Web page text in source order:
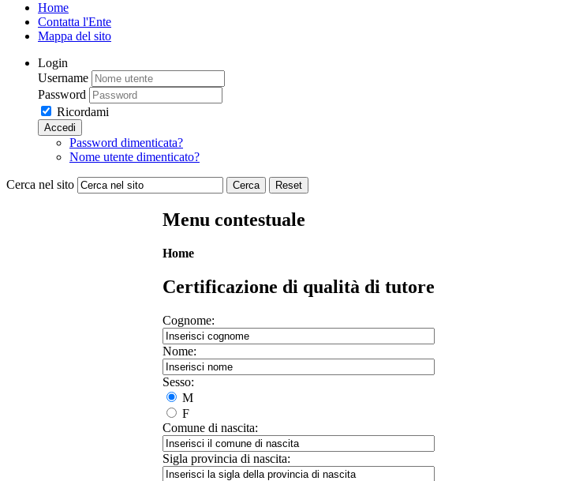
Home
Contatta l'Ente
Mappa del sito
Login
Username
Password
Ricordami
Accedi
Password dimenticata?
Nome utente dimenticato?
Cerca nel sito Cerca Reset
Menu contestuale
Home
Certificazione di qualità di tutore
Cognome:
Nome:
Sesso:
M
F
Comune di nascita:
Sigla provincia di nascita: